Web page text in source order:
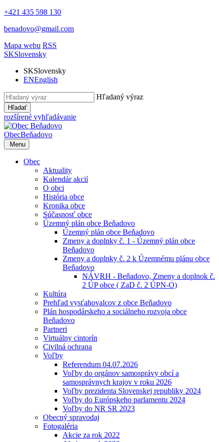
+421 435 598 130
benadovo@gmail.com
Mapa webu RSS
SKSlovensky
SKSlovensky
ENEnglish
Hľadaný výraz
Hľadať
rozšírené vyhľadávanie
ObecBeňadovo
Menu
Obec
Aktuality
Kalendár akcií
O obci
História obce
Kronika obce
Súčasnosť obce
Územný plán obce Beňadovo
Územný plán obce Beňadovo
Zmeny a doplnky č. 1 - Územný plán obce
Beňadovo
Zmeny a doplnky č. 2 k Územnému plánu obce
Beňadovo
NÁVRH - Beňadovo, Zmeny a doplnok č.
2 ÚP obce ( ZaD č. 2 ÚPN-O)
Kultúra
Prehľad vysťahovalcov z obce Beňadovo
Plán hospodárskeho a sociálneho rozvoja obce
Beňadovo
Partneri
Virtuálny cintorín
Civilná ochrana
Voľby
Referendum 04.07.2026
Voľby do orgánov samosprávy obcí a
samosprávnych krajov v roku 2026
Voľby prezidenta Slovenskej republiky 2024
Voľby do Európskeho parlamentu 2024
Voľby do NR SR 2023
Obecný spravodaj
Fotogaléria
Akcie za rok 2022